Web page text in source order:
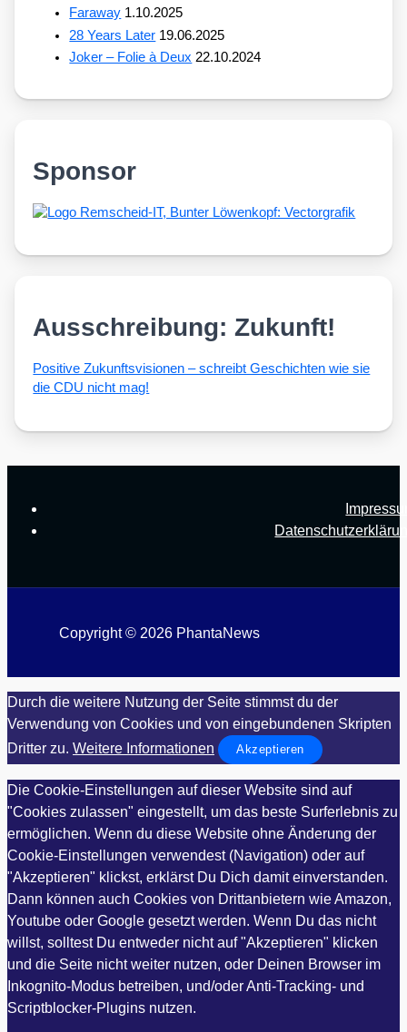
Faraway 1.10.2025
28 Years Later 19.06.2025
Joker – Folie à Deux 22.10.2024
Sponsor
Ausschreibung: Zukunft!
Posi­ti­ve Zukunfts­vi­sio­nen – schreibt Geschich­ten wie sie
die CDU nicht mag!
Copyright © 2026 PhantaNews
Durch die weitere Nutzung der Seite stimmst du der
Verwendung von Cookies und von eingebundenen Skripten
Dritter zu. Weitere Informationen Akzeptieren
Die Cookie-Einstellungen auf dieser Website sind auf
"Cookies zulassen" eingestellt, um das beste Surferlebnis zu
ermöglichen. Wenn du diese Website ohne Änderung der
Cookie-Einstellungen verwendest (Navigation) oder auf
"Akzeptieren" klickst, erklärst Du Dich damit einverstanden.
Dann können auch Cookies von Drittanbietern wie Amazon,
Youtube oder Google gesetzt werden. Wenn Du das nicht
willst, solltest Du entweder nicht auf "Akzeptieren" klicken
und die Seite nicht weiter nutzen, oder Deinen Browser im
Inkognito-Modus betreiben, und/oder Anti-Tracking- und
Scriptblocker-Plugins nutzen.